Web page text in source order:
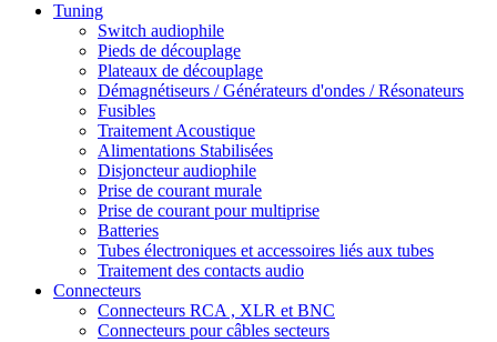
Tuning
Switch audiophile
Pieds de découplage
Plateaux de découplage
Démagnétiseurs / Générateurs d'ondes / Résonateurs
Fusibles
Traitement Acoustique
Alimentations Stabilisées
Disjoncteur audiophile
Prise de courant murale
Prise de courant pour multiprise
Batteries
Tubes électroniques et accessoires liés aux tubes
Traitement des contacts audio
Connecteurs
Connecteurs RCA , XLR et BNC
Connecteurs pour câbles secteurs